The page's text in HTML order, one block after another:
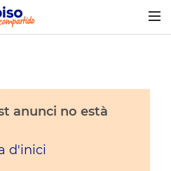
anunci no està
d'inici